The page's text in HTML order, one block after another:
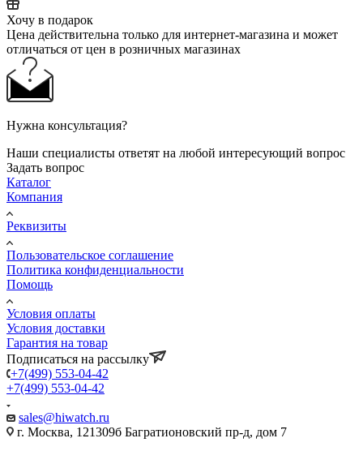
Хочу в подарок
Цена действительна только для интернет-магазина и может
отличаться от цен в розничных магазинах
Нужна консультация?
Наши специалисты ответят на любой интересующий вопрос
Задать вопрос
Каталог
Компания
Реквизиты
Пользовательское соглашение
Политика конфиденциальности
Помощь
Условия оплаты
Условия доставки
Гарантия на товар
Подписаться на рассылку
+7(499) 553-04-42
+7(499) 553-04-42
sales@hiwatch.ru
г. Москва, 121309б Багратионовский пр-д, дом 7